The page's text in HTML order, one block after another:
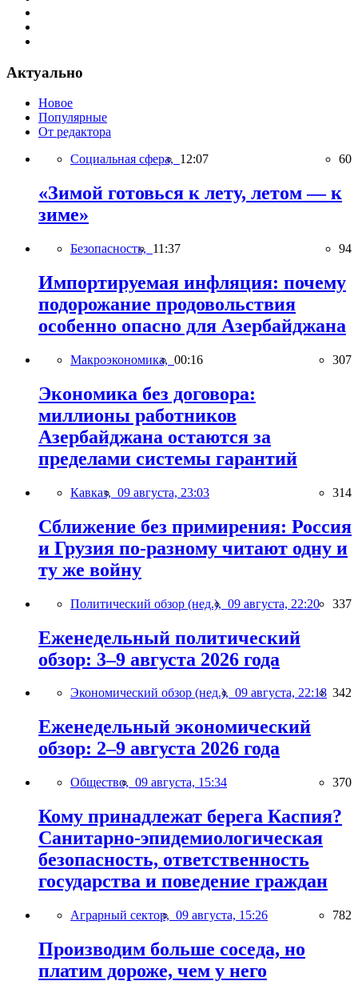
Актуально
Новое
Популярные
От редактора
Социальная сфера, 12:07 60
«Зимой готовься к лету, летом — к
зиме»
Безопасность, 11:37 94
Импортируемая инфляция: почему
подорожание продовольствия
особенно опасно для Азербайджана
Макроэкономика, 00:16 307
Экономика без договора:
миллионы работников
Азербайджана остаются за
пределами системы гарантий
Кавказ, 09 августа, 23:03 314
Сближение без примирения: Россия
и Грузия по-разному читают одну и
ту же войну
Политический обзор (нед.), 09 августа, 22:20 337
Еженедельный политический
обзор: 3–9 августа 2026 года
Экономический обзор (нед.), 09 августа, 22:18 342
Еженедельный экономический
обзор: 2–9 августа 2026 года
Общество, 09 августа, 15:34 370
Кому принадлежат берега Каспия?
Санитарно-эпидемиологическая
безопасность, ответственность
государства и поведение граждан
Аграрный сектор, 09 августа, 15:26 782
Производим больше соседа, но
платим дороже, чем у него